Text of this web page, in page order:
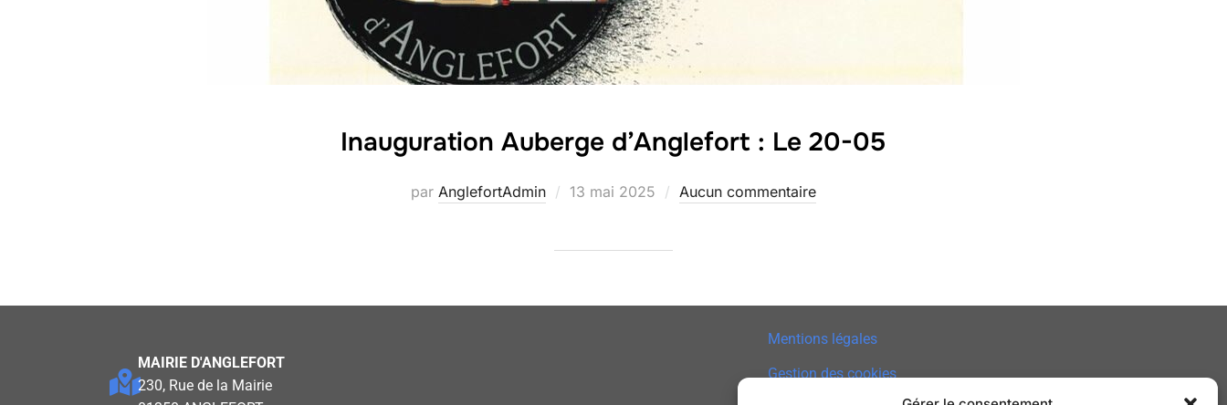
Inauguration Auberge d’Anglefort : Le 20-05
par AnglefortAdmin 13 mai 2025 Aucun commentaire
MAIRIE D'ANGLEFORT
230, Rue de la Mairie
Mentions légales
Gestion des cookies